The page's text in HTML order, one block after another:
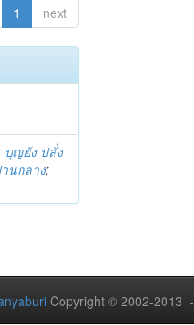
1 next
บุญยัง ปลั่ง
นกลาง;
Copyright © 2002-2013 -